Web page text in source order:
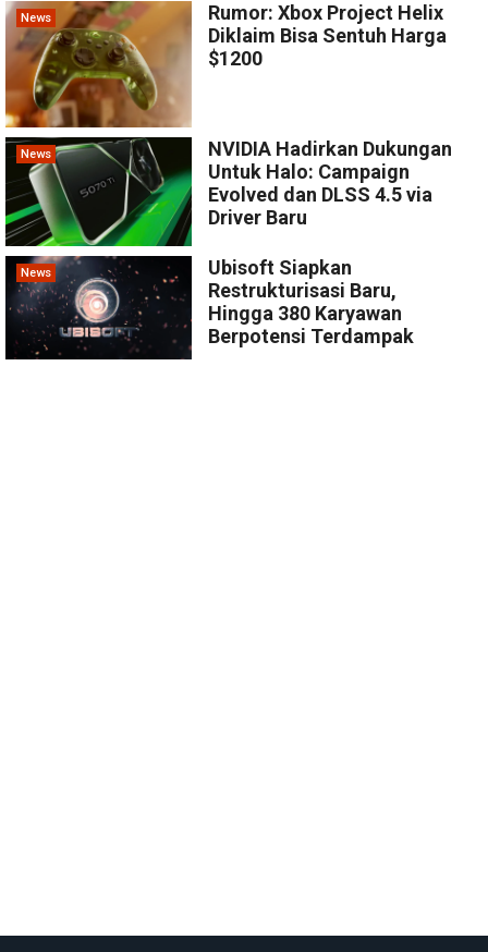
News
Rumor: Xbox Project Helix
Diklaim Bisa Sentuh Harga
$1200
News
NVIDIA Hadirkan Dukungan
Untuk Halo: Campaign
Evolved dan DLSS 4.5 via
Driver Baru
News
Ubisoft Siapkan
Restrukturisasi Baru,
Hingga 380 Karyawan
Berpotensi Terdampak